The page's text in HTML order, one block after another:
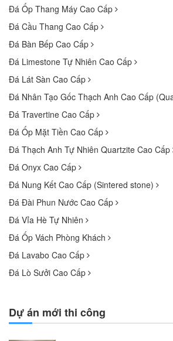
Đá Ốp Thang Máy Cao Cấp
Đá Cầu Thang Cao Cấp
Đá Bàn Bếp Cao Cấp
Đá Limestone Tự Nhiên Cao Cấp
Đá Lát Sàn Cao Cấp
Đá Nhân Tạo Gốc Thạch Anh Cao Cấp
Đá Travertine Cao Cấp
Đá Ốp Mặt Tiền Cao Cấp
Đá Thạch Anh Tự Nhiên Quartzite Cao Cấp
Đá Onyx Cao Cấp
Đá Nung Kết Cao Cấp (Sintered stone)
Đá Đài Phun Nước Cao Cấp
Đá Vỉa Hè Tự Nhiên
Đá Ốp Vách Phòng Khách
Đá Lavabo Cao Cấp
Đá Lò Sưởi Cao Cấp
Dự án mới thi công